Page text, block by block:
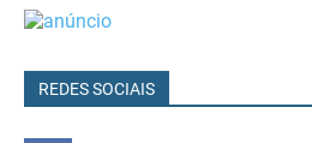
REDES SOCIAIS